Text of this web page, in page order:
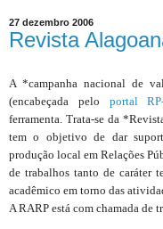
27 dezembro 2006
Revista
A *campanha nacional de
(encabeçada pelo portal
ferramenta. Trata-se da
tem o objetivo de dar
produção local em Relações
de trabalhos tanto de caráter
acadêmico em torno das
A RARP está com chamada de